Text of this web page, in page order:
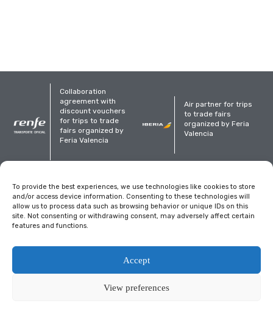
To provide the best experiences, we use technologies like cookies to store
and/or access device information. Consenting to these technologies will
allow us to process data such as browsing behavior or unique IDs on this
site. Not consenting or withdrawing consent, may adversely affect certain
features and functions.
Accept
View preferences
Collaboration
agreement with
discount vouchers
for trips to trade
fairs organized by
Feria Valencia
Air partner for trips
to trade fairs
organized by Feria
Valencia